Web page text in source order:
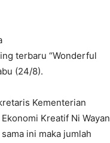
terbaru “Wonderful
(24/8).
Kementerian
Kreatif Ni Wayan
ini maka jumlah